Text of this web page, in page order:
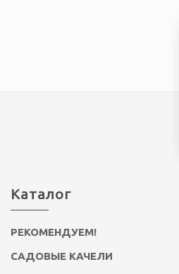
Каталог
РЕКОМЕНДУЕМ!
САДОВЫЕ КАЧЕЛИ